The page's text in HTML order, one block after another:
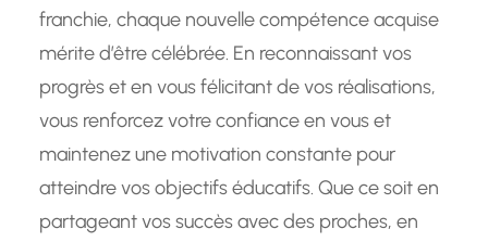
franchie, chaque nouvelle compétence acquise
mérite d’être célébrée. En reconnaissant vos
progrès et en vous félicitant de vos réalisations,
vous renforcez votre confiance en vous et
maintenez une motivation constante pour
atteindre vos objectifs éducatifs. Que ce soit en
partageant vos succès avec des proches, en